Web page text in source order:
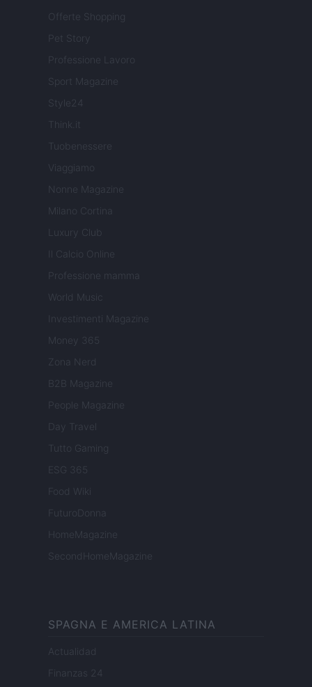
Offerte Shopping
Pet Story
Professione Lavoro
Sport Magazine
Style24
Think.it
Tuobenessere
Viaggiamo
Nonne Magazine
Milano Cortina
Luxury Club
Il Calcio Online
Professione mamma
World Music
Investimenti Magazine
Money 365
Zona Nerd
B2B Magazine
People Magazine
Day Travel
Tutto Gaming
ESG 365
Food Wiki
FuturoDonna
HomeMagazine
SecondHomeMagazine
SPAGNA E AMERICA LATINA
Actualidad
Finanzas 24